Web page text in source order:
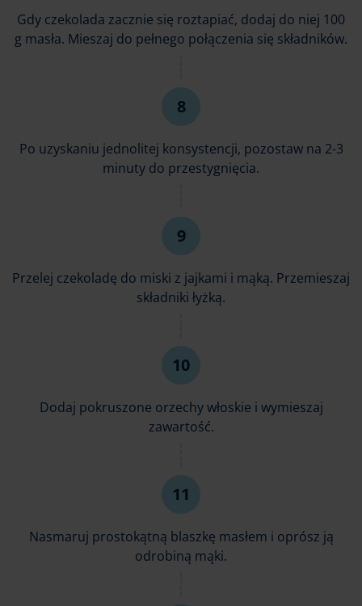
Gdy czekolada zacznie się roztapiać, dodaj do niej 100
g masła. Mieszaj do pełnego połączenia się składników.
Po uzyskaniu jednolitej konsystencji, pozostaw na 2-3
minuty do przestygnięcia.
Przelej czekoladę do miski z jajkami i mąką. Przemieszaj
składniki łyżką.
Dodaj pokruszone orzechy włoskie i wymieszaj
zawartość.
Nasmaruj prostokątną blaszkę masłem i oprósz ją
odrobiną mąki.